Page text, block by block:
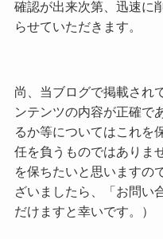
確認が出来次第、迅速に
らせていただきます。
尚、当ブログで掲載され
ンテンツの内容が正確で
るか等についてはこれを
任を負うものではありま
を保ちたいと思いますの
ざいましたら、「お問い
だけますと幸いです。）